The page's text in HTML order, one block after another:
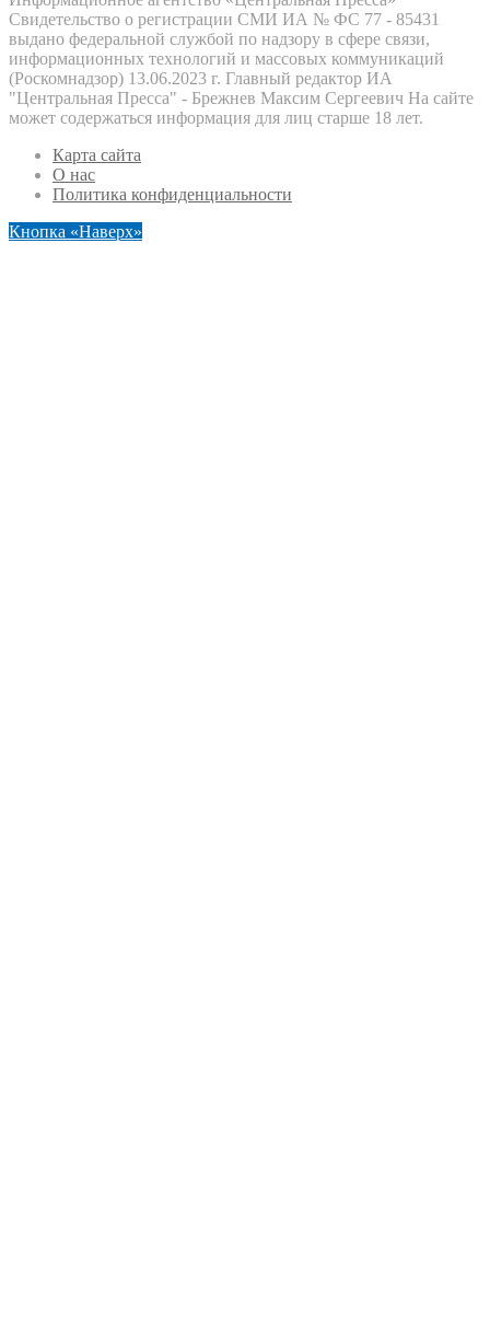
Свидетельство о регистрации СМИ ИА № ФС 77 - 85431
выдано федеральной службой по надзору в сфере связи,
информационных технологий и массовых коммуникаций
(Роскомнадзор) 13.06.2023 г. Главный редактор ИА
"Центральная Пресса" - Брежнев Максим Сергеевич На сайте
может содержаться информация для лиц старше 18 лет.
Карта сайта
О нас
Политика конфиденциальности
Кнопка «Наверх»